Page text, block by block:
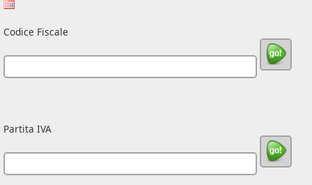
Codice Fiscale
Partita IVA